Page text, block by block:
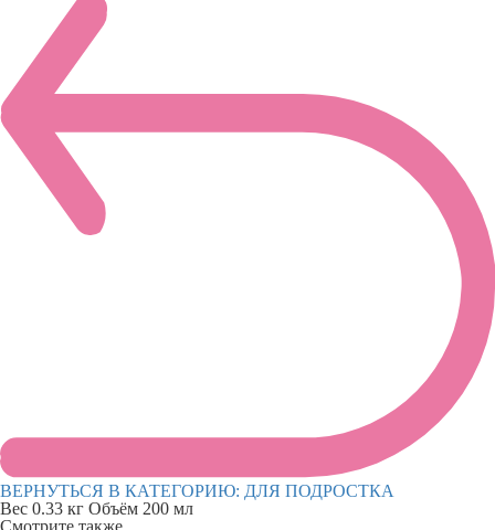
ВЕРНУТЬСЯ В КАТЕГОРИЮ: ДЛЯ ПОДРОСТКА
Вес 0.33 кг Объём 200 мл
Смотрите также